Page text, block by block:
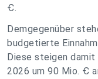
Ꞓ.
Demgegenüber
budgetierte
Diese steigen damit
2026 um 90 Mio. Ꞓ